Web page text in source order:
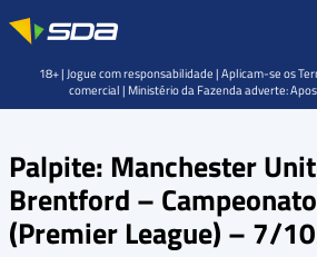
Palpite: Manchester
Brentford –
(Premier League) – 7/
18+ | Jogue com responsabilidade | Aplicam-se os
comercial | Ministério da Fazenda adverte: